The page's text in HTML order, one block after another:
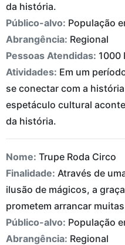
da história.
Público-alvo: População
Abrangência: Regional
Pessoas Atendidas: 1000
Atividades: Em um
se conectar com a
espetáculo cultural
da história.
Nome: Trupe Roda Circo
Finalidade: Através de
ilusão de mágicos, a
prometem arrancar
Público-alvo: População
Abrangência: Regional